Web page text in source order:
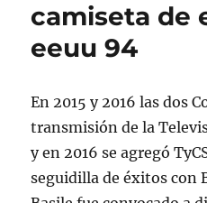
camiseta de
eeuu 94
En 2015 y 2016 las dos
transmisión de la
y en 2016 se agregó
seguidilla de éxitos con